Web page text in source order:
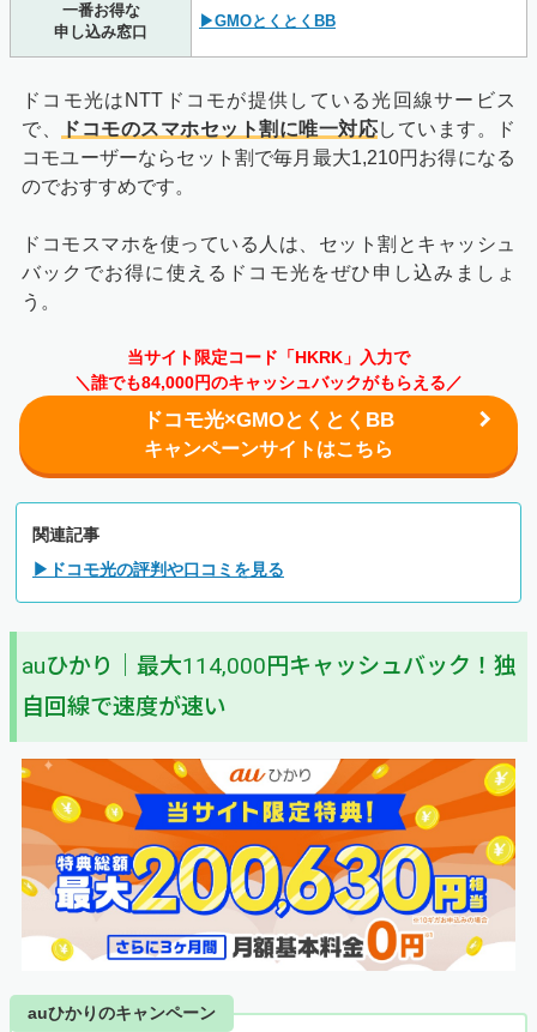
一番お得な
申し込み窓口
▶GMOとくとくBB
ドコモ光はNTTドコモが提供している光回線サービス
で、
ドコモのスマホセット割に唯一対応しています。ド
コモユーザーならセット割で毎月最大1,210円お得になる
のでおすすめです。
ドコモスマホを使っている人は、セット割とキャッシュ
バックでお得に使えるドコモ光をぜひ申し込みましょ
う。
当サイト限定コード「HKRK」入力で
＼誰でも84,000円のキャッシュバックがもらえる／
ドコモ光×GMOとくとくBB
キャンペーンサイトはこちら
関連記事
▶ドコモ光の評判や口コミを見る
auひかり｜最大114,000円キャッシュバック！独
自回線で速度が速い
auひかりのキャンペーン